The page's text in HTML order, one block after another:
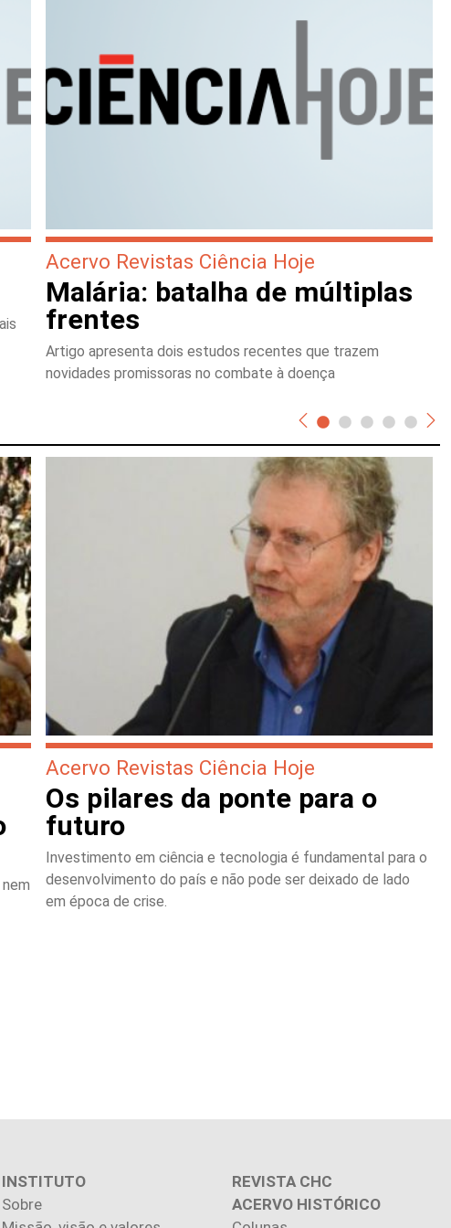
Acervo Revistas Ciência Hoje
Malária: batalha de múltiplas
frentes
Artigo apresenta dois estudos recentes que trazem
novidades promissoras no combate à doença
Acervo Revistas Ciência Hoje
Os pilares da ponte para o
futuro
Investimento em ciência e tecnologia é fundamental para o
desenvolvimento do país e não pode ser deixado de lado
em época de crise.
INSTITUTO
Sobre
REVISTA CHC
ACERVO HISTÓRICO